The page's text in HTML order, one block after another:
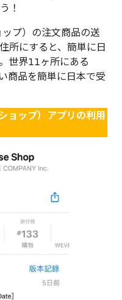
！
プ）の注文商品の送
所にすると、簡単に日
世界11ヶ所にある
商品を簡単に日本で受
ョップ）アプリの利用